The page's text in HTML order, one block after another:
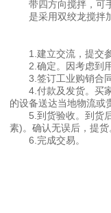
带四方向搅拌，可
是采用双绞龙搅拌加
1.建立交流，提交参
2.确定。因考虑到用
3.签订工业购销合同
4.付款及发货。买家
的设备送达当地物流或
5.到货验收。到货后
素)。确认无误后，提货
6.完成交易。